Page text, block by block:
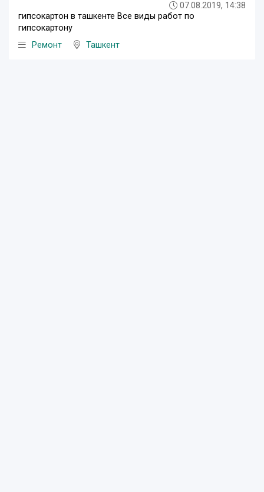
07.08.2019, 14:38
гипсокартон в ташкенте Все виды работ по
гипсокартону
Ремонт
Ташкент